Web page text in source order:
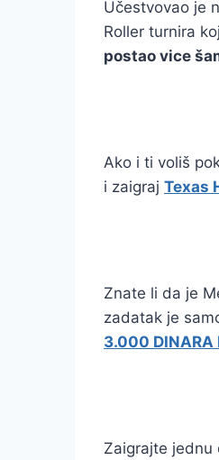
Učestvovao je
Roller turnira
postao vice
Ako i ti voliš
i zaigraj Texas
Znate li da je
zadatak je
3.000 DINARA
Zaigrajte jednu